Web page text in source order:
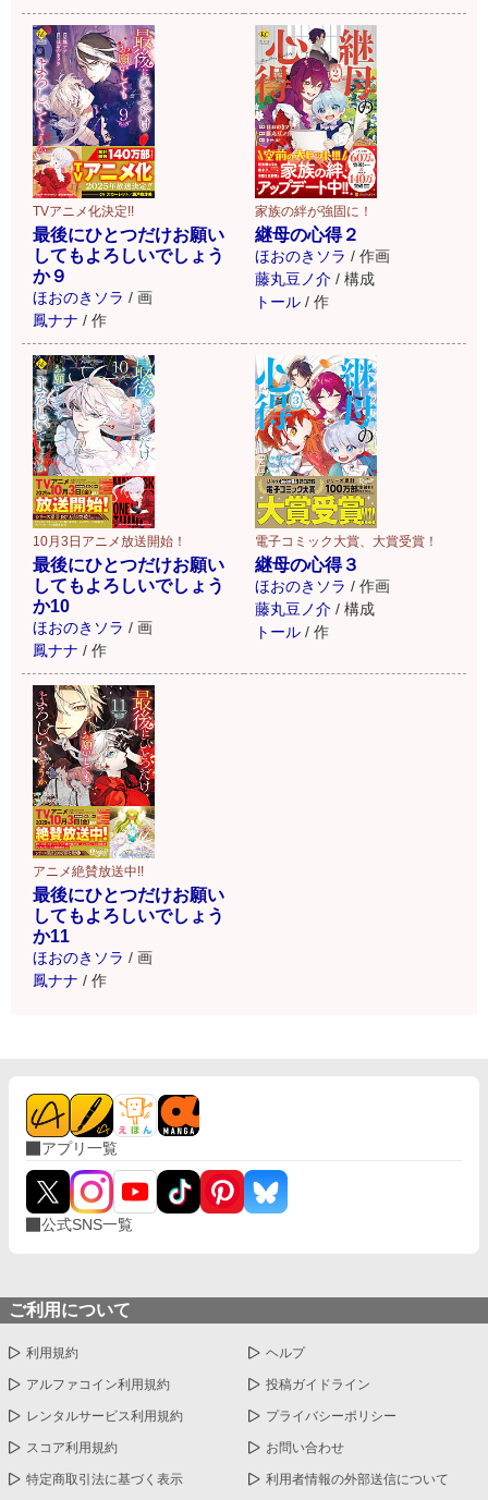
TVアニメ化決定!!
最後にひとつだけお願い
してもよろしいでしょう
か９
ほおのきソラ / 画
鳳ナナ / 作
家族の絆が強固に！
継母の心得２
ほおのきソラ / 作画
藤丸豆ノ介 / 構成
トール / 作
10月3日アニメ放送開始！
最後にひとつだけお願い
してもよろしいでしょう
か10
ほおのきソラ / 画
鳳ナナ / 作
電子コミック大賞、大賞受賞！
継母の心得３
ほおのきソラ / 作画
藤丸豆ノ介 / 構成
トール / 作
アニメ絶賛放送中!!
最後にひとつだけお願い
してもよろしいでしょう
か11
ほおのきソラ / 画
鳳ナナ / 作
アプリ一覧
公式SNS一覧
ご利用について
利用規約 ヘルプ
アルファコイン利用規約 投稿ガイドライン
レンタルサービス利用規約 プライバシーポリシー
スコア利用規約 お問い合わせ
特定商取引法に基づく表示 利用者情報の外部送信について